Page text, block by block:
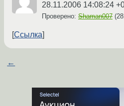
28.11.2006 14:08:24
Проверено: Shaman007 (
Ссылка
←